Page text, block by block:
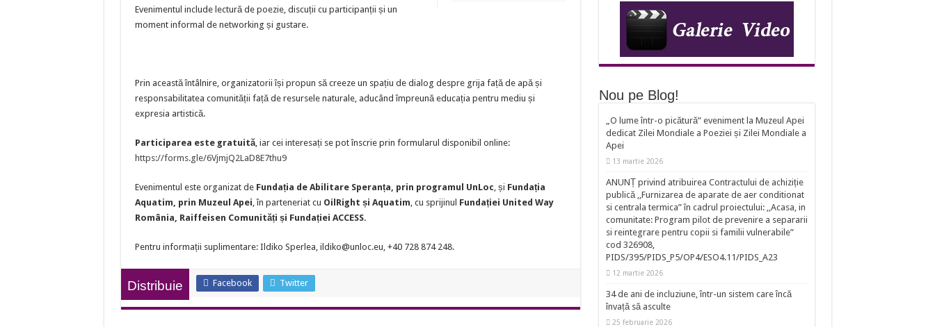
Evenimentul include lectură de poezie, discuții cu participanții și un
moment informal de networking și gustare.
Prin această întâlnire, organizatorii își propun să creeze un spațiu de dialog despre grija față de apă și
responsabilitatea comunității față de resursele naturale, aducând împreună educația pentru mediu și
expresia artistică.
Participarea este gratuită, iar cei interesați se pot înscrie prin formularul disponibil online:
https://forms.gle/6VjmjQ2LaD8E7thu9
Evenimentul este organizat de Fundația de Abilitare Speranța, prin programul UnLoc, și Fundația
Aquatim, prin Muzeul Apei, în parteneriat cu OilRight și Aquatim, cu sprijinul Fundației United Way
România, Raiffeisen Comunități și Fundației ACCESS.
Pentru informații suplimentare: Ildiko Sperlea, ildiko@unloc.eu, +40 728 874 248.
Distribuie Facebook Twitter
Nou pe Blog!
„O lume într-o picătură” eveniment la Muzeul Apei
dedicat Zilei Mondiale a Poeziei și Zilei Mondiale a
Apei
13 martie 2026
ANUNȚ privind atribuirea Contractului de achiziție
publică ,,Furnizarea de aparate de aer conditionat
si centrala termica” în cadrul proiectului: ,,Acasa, in
comunitate: Program pilot de prevenire a separarii
si reintegrare pentru copii si familii vulnerabile”
cod 326908,
PIDS/395/PIDS_P5/OP4/ESO4.11/PIDS_A23
12 martie 2026
34 de ani de incluziune, într-un sistem care încă
învață să asculte
25 februarie 2026